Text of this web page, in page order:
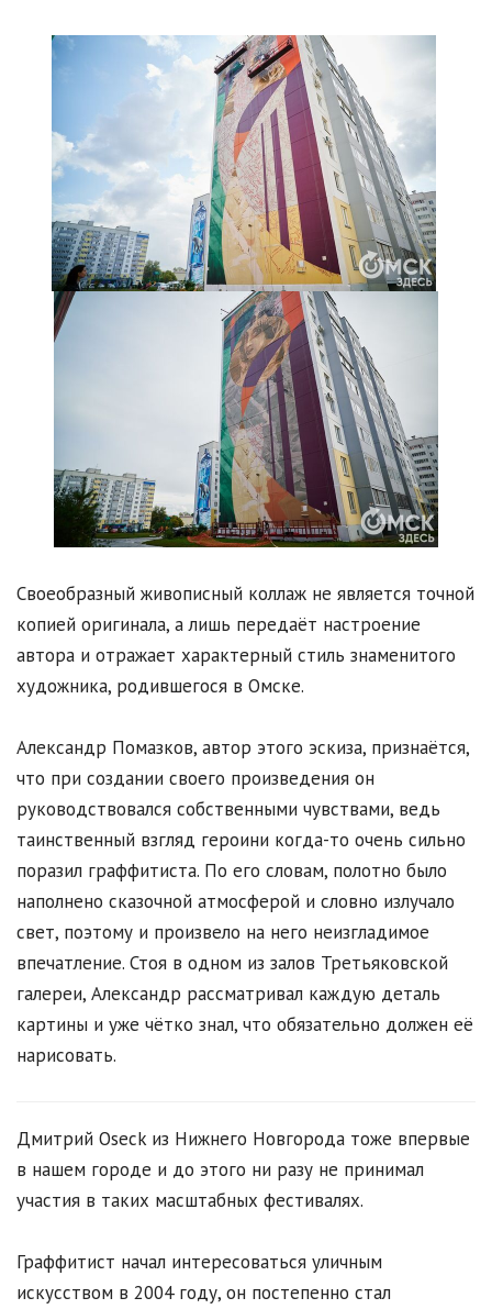
Своеобразный живописный коллаж не является точной
копией оригинала, а лишь передаёт настроение
автора и отражает характерный стиль знаменитого
художника, родившегося в Омске.
Александр Помазков, автор этого эскиза, признаётся,
что при создании своего произведения он
руководствовался собственными чувствами, ведь
таинственный взгляд героини когда-то очень сильно
поразил граффитиста. По его словам, полотно было
наполнено сказочной атмосферой и словно излучало
свет, поэтому и произвело на него неизгладимое
впечатление. Стоя в одном из залов Третьяковской
галереи, Александр рассматривал каждую деталь
картины и уже чётко знал, что обязательно должен её
нарисовать.
Дмитрий Oseck из Нижнего Новгорода тоже впервые
в нашем городе и до этого ни разу не принимал
участия в таких масштабных фестивалях.
Граффитист начал интересоваться уличным
искусством в 2004 году, он постепенно стал